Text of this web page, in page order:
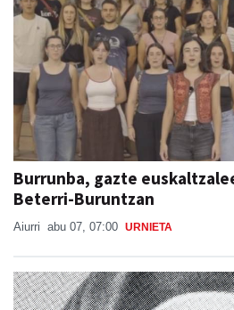
Burrunba, gazte
Beterri-Buruntzan
Aiurri abu 07, 07:00 URNIETA